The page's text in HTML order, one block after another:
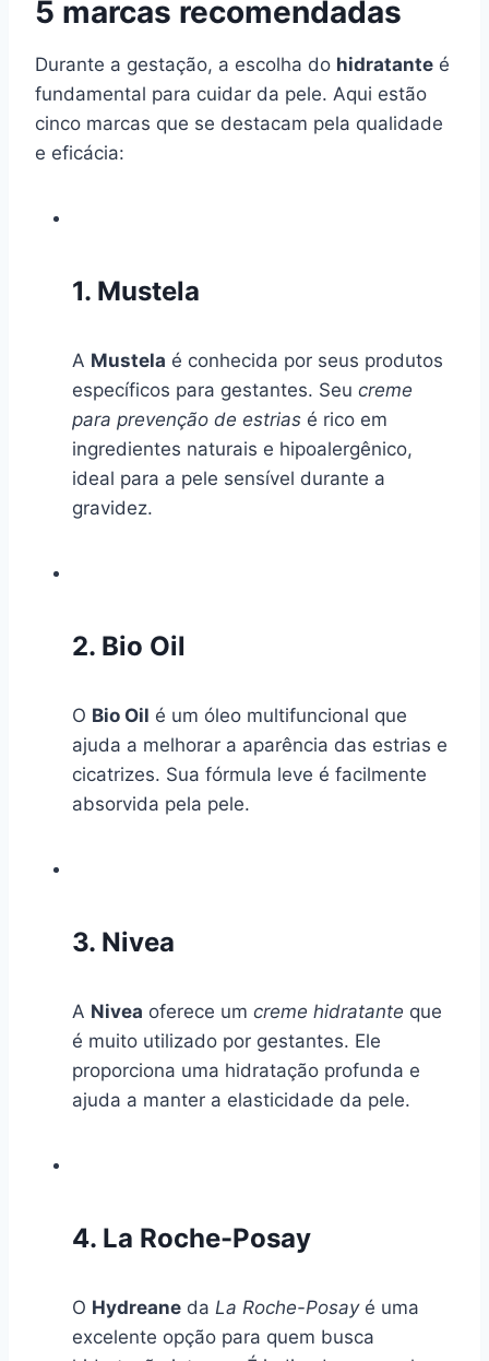
5 marcas recomendadas
Durante a gestação, a escolha do hidratante é
fundamental para cuidar da pele. Aqui estão
cinco marcas que se destacam pela qualidade
e eficácia:
1. Mustela
A Mustela é conhecida por seus produtos
específicos para gestantes. Seu creme
para prevenção de estrias é rico em
ingredientes naturais e hipoalergênico,
ideal para a pele sensível durante a
gravidez.
2. Bio Oil
O Bio Oil é um óleo multifuncional que
ajuda a melhorar a aparência das estrias e
cicatrizes. Sua fórmula leve é facilmente
absorvida pela pele.
3. Nivea
A Nivea oferece um creme hidratante que
é muito utilizado por gestantes. Ele
proporciona uma hidratação profunda e
ajuda a manter a elasticidade da pele.
4. La Roche-Posay
O Hydreane da La Roche-Posayé uma
excelente opção para quem busca